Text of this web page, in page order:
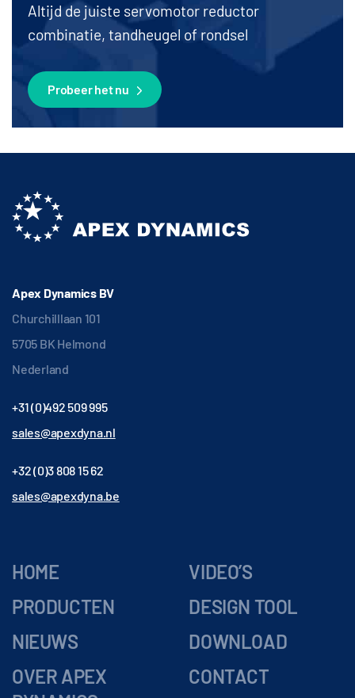
Altijd de juiste servomotor reductor
combinatie, tandheugel of rondsel
Probeer het nu
Apex Dynamics BV
Churchilllaan 101
5705 BK Helmond
Nederland
+31 (0)492 509 995
sales@apexdyna.nl
+32 (0)3 808 15 62
sales@apexdyna.be
HOME
PRODUCTEN
NIEUWS
OVER APEX
VIDEO’S
DESIGN TOOL
DOWNLOAD
CONTACT